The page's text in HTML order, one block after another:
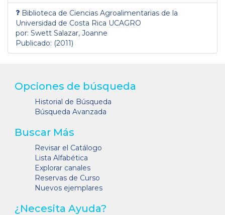
Biblioteca de Ciencias Agroalimentarias de la
Universidad de Costa Rica UCAGRO
por: Swett Salazar, Joanne
Publicado: (2011)
Opciones de búsqueda
Historial de Búsqueda
Búsqueda Avanzada
Buscar Más
Revisar el Catálogo
Lista Alfabética
Explorar canales
Reservas de Curso
Nuevos ejemplares
¿Necesita Ayuda?